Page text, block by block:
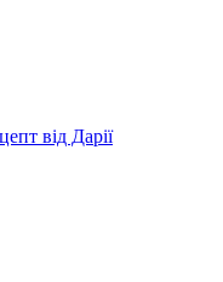
від Дарії